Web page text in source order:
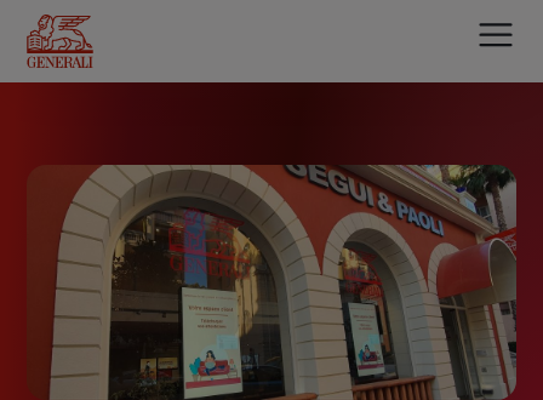
contenu
principal